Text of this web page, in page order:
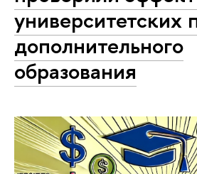
университетских
дополнительного
образования